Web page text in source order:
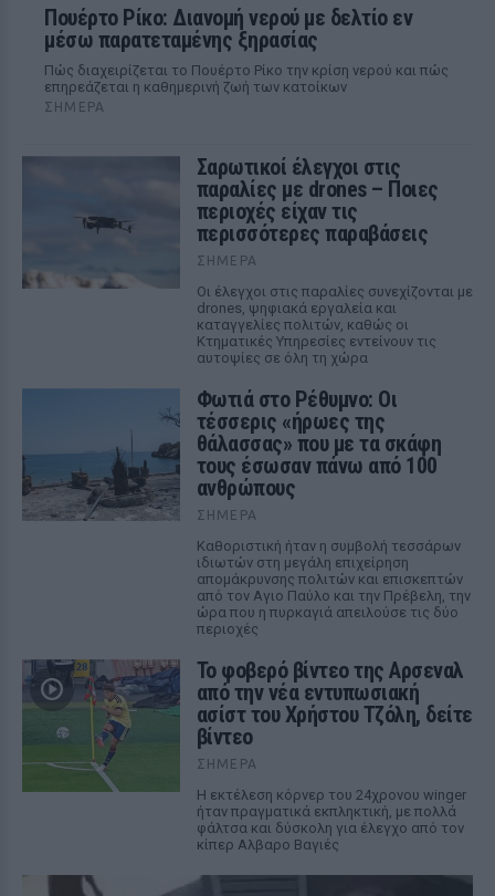
Πουέρτο Ρίκο: Διανομή νερού με δελτίο εν
μέσω παρατεταμένης ξηρασίας
Πώς διαχειρίζεται το Πουέρτο Ρίκο την κρίση νερού και πώς
επηρεάζεται η καθημερινή ζωή των κατοίκων
ΣΉΜΕΡΑ
Σαρωτικοί έλεγχοι στις
παραλίες με drones – Ποιες
περιοχές είχαν τις
περισσότερες παραβάσεις
ΣΉΜΕΡΑ
Οι έλεγχοι στις παραλίες συνεχίζονται με
drones, ψηφιακά εργαλεία και
καταγγελίες πολιτών, καθώς οι
Κτηματικές Υπηρεσίες εντείνουν τις
αυτοψίες σε όλη τη χώρα
Φωτιά στο Ρέθυμνο: Οι
τέσσερις «ήρωες της
θάλασσας» που με τα σκάφη
τους έσωσαν πάνω από 100
ανθρώπους
ΣΉΜΕΡΑ
Καθοριστική ήταν η συμβολή τεσσάρων
ιδιωτών στη μεγάλη επιχείρηση
απομάκρυνσης πολιτών και επισκεπτών
από τον Αγιο Παύλο και την Πρέβελη, την
ώρα που η πυρκαγιά απειλούσε τις δύο
περιοχές
Το φοβερό βίντεο της Αρσεναλ
από την νέα εντυπωσιακή
ασίστ του Χρήστου Τζόλη, δείτε
βίντεο
ΣΉΜΕΡΑ
Η εκτέλεση κόρνερ του 24χρονου winger
ήταν πραγματικά εκπληκτική, με πολλά
φάλτσα και δύσκολη για έλεγχο από τον
κίπερ Αλβαρο Βαγιές